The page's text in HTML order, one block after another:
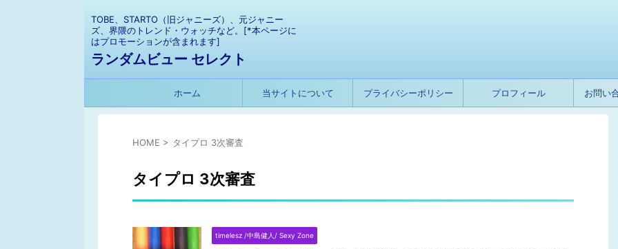
TOBE、STARTO（旧ジャニーズ）、元ジャニー
ズ、界隈のトレンド・ウォッチなど。[*本ページに
はプロモーションが含まれます]
ランダムビュー セレクト
ホーム 当サイトについて プライバシーポリシー プロフィール お問い
HOME > タイプロ 3次審査
タイプロ 3次審査
timelesz /中島健人/ Sexy Zone